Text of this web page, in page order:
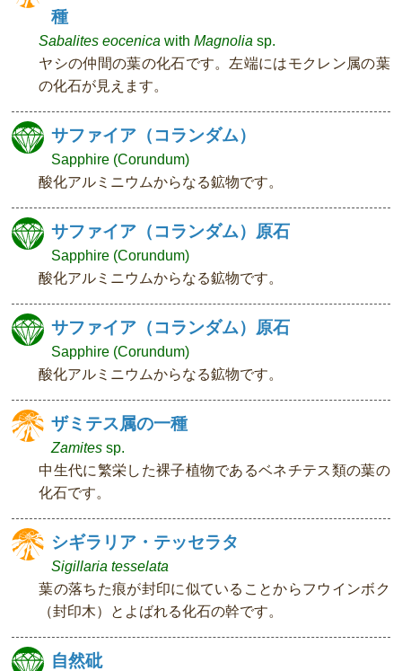
種
Sabalites eocenica withMagnolia sp.
ヤシの仲間の葉の化石です。左端にはモクレン属の葉
の化石が見えます。
サファイア（コランダム）
Sapphire (Corundum)
酸化アルミニウムからなる鉱物です。
サファイア（コランダム）原石
Sapphire (Corundum)
酸化アルミニウムからなる鉱物です。
サファイア（コランダム）原石
Sapphire (Corundum)
酸化アルミニウムからなる鉱物です。
ザミテス属の一種
Zamites sp.
中生代に繁栄した裸子植物であるベネチテス類の葉の
化石です。
シギラリア・テッセラタ
Sigillaria tesselata
葉の落ちた痕が封印に似ていることからフウインボク
（封印木）とよばれる化石の幹です。
自然砒